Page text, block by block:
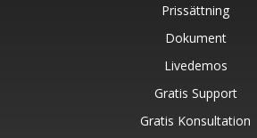
Prissättning
Dokument
Livedemos
Gratis Support
Gratis Konsultation